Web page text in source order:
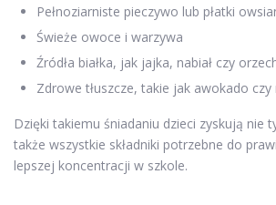
Pełnoziarniste pieczywo lub płatki
Świeże owoce i warzywa
Źródła białka, jak jajka, nabiał czy
Zdrowe tłuszcze, takie jak awokado czy
Dzięki takiemu śniadaniu dzieci zyskują nie
także wszystkie składniki potrzebne do
lepszej koncentracji w szkole.